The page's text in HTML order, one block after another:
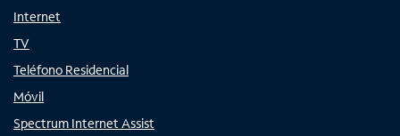
Internet
TV
Teléfono Residencial
Móvil
Spectrum Internet Assist